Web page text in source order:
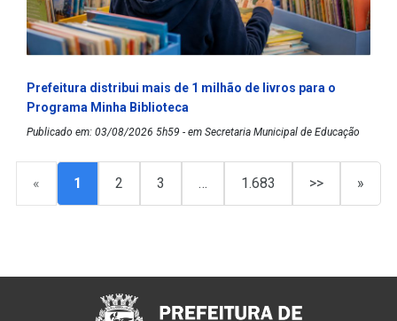
Prefeitura distribui mais de 1 milhão de livros para o
Programa Minha Biblioteca
Publicado em: 03/08/2026 5h59 - em Secretaria Municipal de Educação
« 1 2 3 … 1.683 >> »